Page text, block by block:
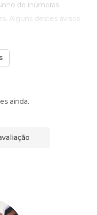
de inúmeras
Alguns destes avisos
ainda.